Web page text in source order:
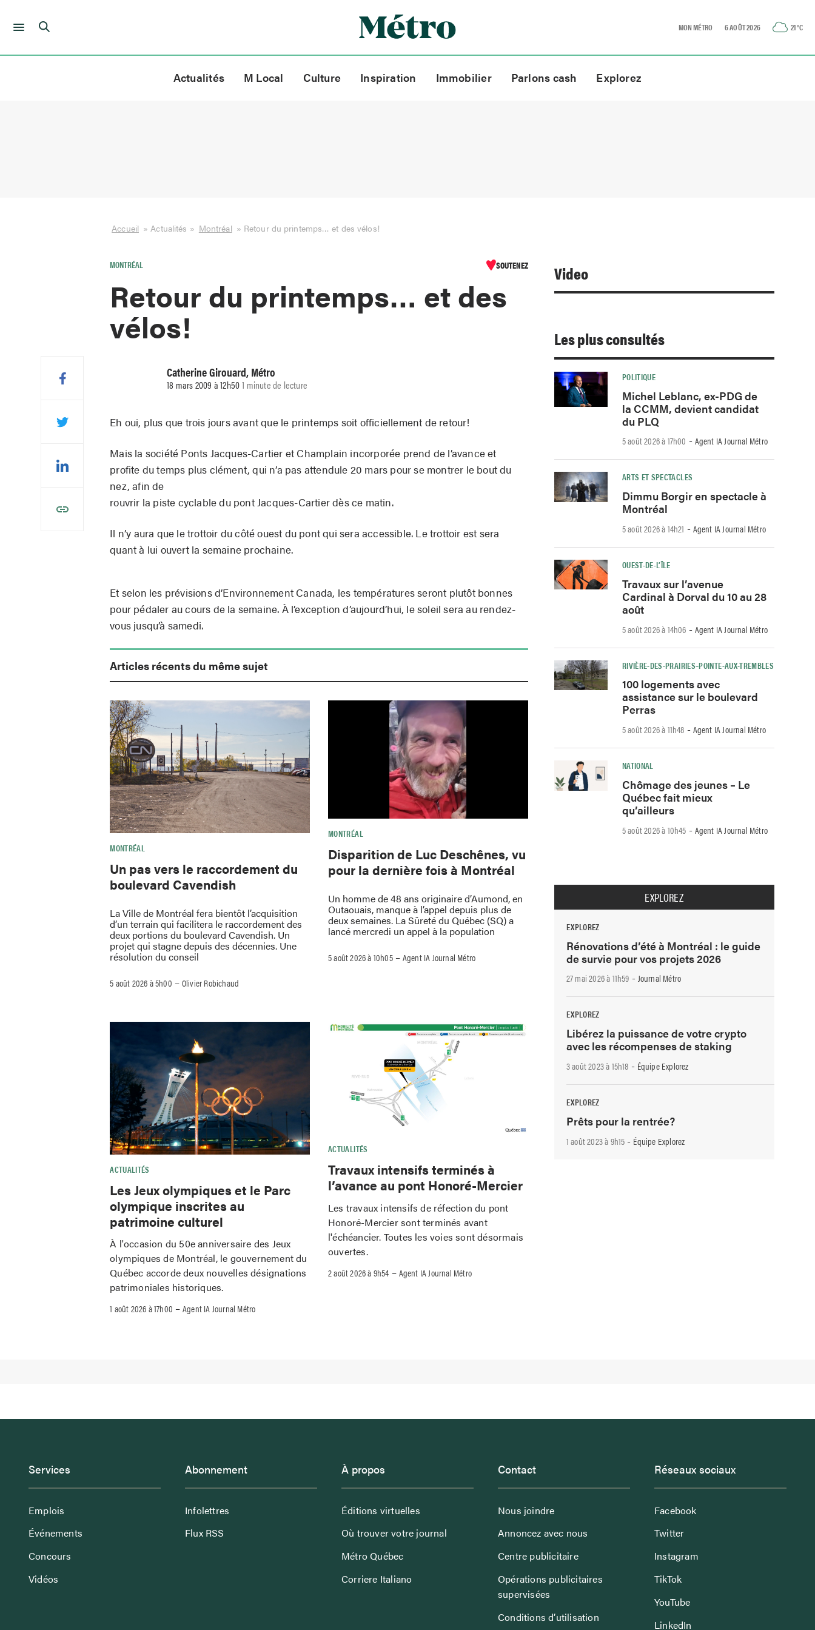
Skip
MON MÉTRO 6 AOÛT 2026 21°C
Actualités M Local Culture Inspiration Immobilier Parlons cash Explorez
Accueil »Actualités » Montréal » Retour du printemps… et des vélos!
MONTRÉAL SOUTENEZ
Retour du printemps… et des
vélos!
Catherine Girouard, Métro
18 mars 2009 à 12h501 minute de lecture
Eh oui, plus que trois jours avant que le printemps soit officiellement de retour!
Mais la société Ponts Jacques-Cartier et Champlain incorporée prend de l’avance et
profite du temps plus clément, qui n’a pas attendule 20 mars pour se montrer le bout du
nez, afin de
rouvrir la piste cyclable du pont Jacques-Cartier dès ce matin.
Il n’y aura que le trottoir du côté ouest du pont qui sera accessible. Le trottoir est sera
quant à lui ouvert la semaine prochaine.
Et selon les prévisions d’Environnement Canada, les températures seront plutôt bonnes
pour pédaler au cours de la semaine. À l’exception d’aujourd’hui, le soleil sera au rendez-
vous jusqu’à samedi.
Articles récents du même sujet
MONTRÉAL
Un pas vers le raccordement du
boulevard Cavendish
La Ville de Montréal fera bientôt l’acquisition
d’un terrain qui facilitera le raccordement des
deux portions du boulevard Cavendish. Un
projet qui stagne depuis des décennies. Une
résolution du conseil
5 août 2026 à 5h00 –Olivier Robichaud
MONTRÉAL
Disparition de Luc Deschênes, vu
pour la dernière fois à Montréal
Un homme de 48 ans originaire d’Aumond, en
Outaouais, manque à l’appel depuis plus de
deux semaines. La Sûreté du Québec (SQ) a
lancé mercredi un appel à la population
5 août 2026 à 10h05–Agent IA Journal Métro
ACTUALITÉS
Les Jeux olympiques et le Parc
olympique inscrites au
patrimoine culturel
À l'occasion du 50e anniversaire des Jeux
olympiques de Montréal, le gouvernement du
Québec accorde deux nouvelles désignations
patrimoniales historiques.
1 août 2026 à 17h00 –Agent IA Journal Métro
ACTUALITÉS
Travaux intensifs terminés à
l’avance au pont Honoré-Mercier
Les travaux intensifs de réfection du pont
Honoré-Mercier sont terminés avant
l'échéancier. Toutes les voies sont désormais
ouvertes.
2 août 2026 à 9h54 –Agent IA Journal Métro
Video
Les plus consultés
POLITIQUE
Michel Leblanc, ex-PDG de
la CCMM, devient candidat
du PLQ
5 août 2026 à 17h00 -Agent IA Journal Métro
ARTS ET SPECTACLES
Dimmu Borgir en spectacle à
Montréal
5 août 2026 à 14h21 -Agent IA Journal Métro
OUEST-DE-L’ÎLE
Travaux sur l’avenue
Cardinal à Dorval du 10 au 28
août
5 août 2026 à 14h06 -Agent IA Journal Métro
RIVIÈRE-DES-PRAIRIES–POINTE-AUX-TREMBLES
100 logements avec
assistance sur le boulevard
Perras
5 août 2026 à 11h48 -Agent IA Journal Métro
NATIONAL
Chômage des jeunes – Le
Québec fait mieux
qu’ailleurs
5 août 2026 à 10h45 -Agent IA Journal Métro
EXPLOREZ
EXPLOREZ
Rénovations d’été à Montréal : le guide
de survie pour vos projets 2026
27 mai 2026 à 11h59 -Journal Métro
EXPLOREZ
Libérez la puissance de votre crypto
avec les récompenses de staking
3 août 2023 à 15h18 - Équipe Explorez
EXPLOREZ
Prêts pour la rentrée?
1 août 2023 à 9h15 - Équipe Explorez
Services
Emplois
Événements
Concours
Vidéos
Abonnement
Infolettres
Flux RSS
À propos
Éditions virtuelles
Où trouver votre journal
Métro Québec
Corriere Italiano
Contact
Nous joindre
Annoncez avec nous
Centre publicitaire
Opérations publicitaires
supervisées
Conditions d’utilisation
Réseaux sociaux
Facebook
Twitter
Instagram
TikTok
YouTube
LinkedIn